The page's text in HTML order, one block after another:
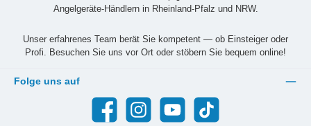
Angelgeräte-Händlern in Rheinland-Pfalz und NRW.
Unser erfahrenes Team berät Sie kompetent — ob Einsteiger oder
Profi. Besuchen Sie uns vor Ort oder stöbern Sie bequem online!
Folge uns auf
Facebook Instagram YouTube TikTok